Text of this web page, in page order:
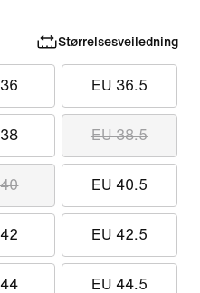
Størrelsesveiledning
EU 36.5
EU 38.5
EU 40.5
EU 42.5
EU 44.5